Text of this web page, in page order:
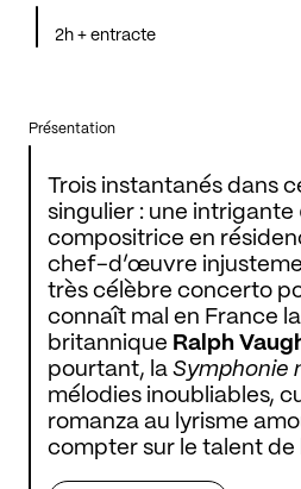
2h + entracte
Présentation
Trois instantanés dans
singulier : une intrigante
compositrice en
chef-d’œuvre injustement méconnu
très célèbre concerto pour violon. On
connaît mal en France la musique du
britannique
Ralph
pourtant, la Symphonie
mélodies inoubliables, culminant dans une
romanza au lyrisme amoureux.
compter sur le talent de l’excellente cheffe